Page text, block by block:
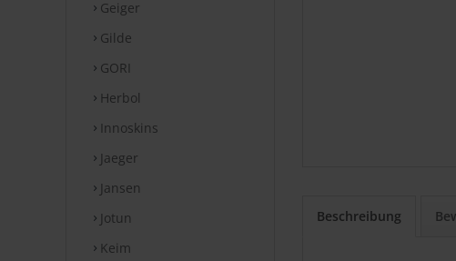
Geiger
Gilde
GORI
Herbol
Innoskins
Jaeger
Jansen
Jotun
Keim
Beschreibung